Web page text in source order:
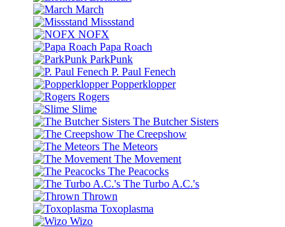
March
Missstand
NOFX
Papa Roach
ParkPunk
P. Paul Fenech
Popperklopper
Rogers
Slime
The Butcher Sisters
The Creepshow
The Meteors
The Movement
The Peacocks
The Turbo A.C.'s
Thrown
Toxoplasma
Wizo